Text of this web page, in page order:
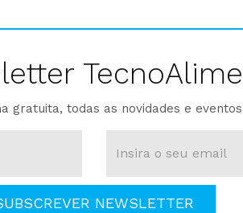
gratuita, todas as novidades e
NEWSLETTER